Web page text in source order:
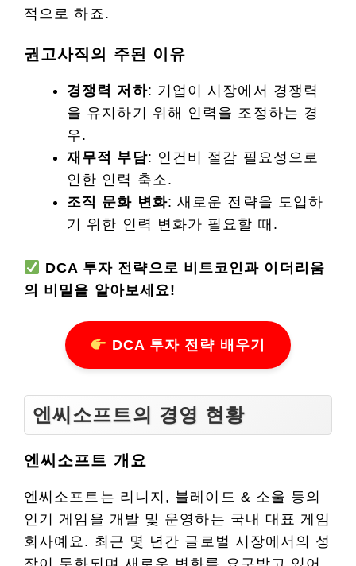
적으로 하죠.
권고사직의 주된 이유
경쟁력 저하: 기업이 시장에서 경쟁력
을 유지하기 위해 인력을 조정하는 경
우.
재무적 부담: 인건비 절감 필요성으로
인한 인력 축소.
조직 문화 변화: 새로운 전략을 도입하
기 위한 인력 변화가 필요할 때.
DCA 투자 전략으로 비트코인과 이더리움
의 비밀을 알아보세요!
DCA 투자 전략 배우기
엔씨소프트의 경영 현황
엔씨소프트 개요
엔씨소프트는 리니지, 블레이드 & 소울 등의
인기 게임을 개발 및 운영하는 국내 대표 게임
회사예요. 최근 몇 년간 글로벌 시장에서의 성